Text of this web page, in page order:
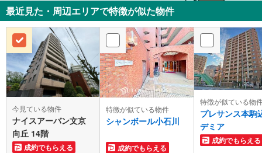
最近見た・周辺エリアで特徴が似た物件
今見ている物件
ナイスアーバン文京
向丘 14階
成約でもらえる
特徴が似ている物件
シャンボール小石川
成約でもらえる
特徴が似ている物
プレサンス本駒
デミア
成約でもらえる